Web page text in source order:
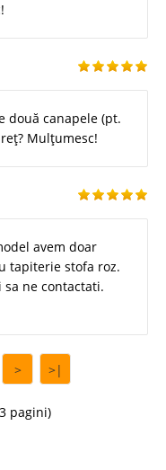
două canapele (pt.
Mulțumesc!
avem doar
tapiterie stofa roz.
ne contactati.
> >|
pagini)